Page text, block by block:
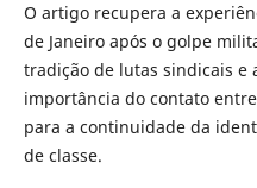
O artigo recupera a
de Janeiro após o golpe
tradição de lutas sindicais e
importância do contato
para a continuidade da
de classe.